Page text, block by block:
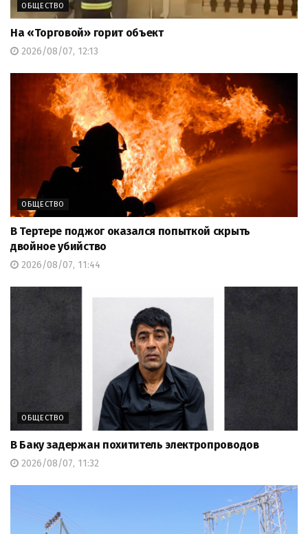
ОБЩЕСТВО
На «Торговой» горит объект
2026/08/07, 12:13
ОБЩЕСТВО
В Тертере поджог оказался попыткой скрыть
двойное убийство
2026/08/07, 11:44
ОБЩЕСТВО
В Баку задержан похититель электропроводов
2026/08/07, 11:32